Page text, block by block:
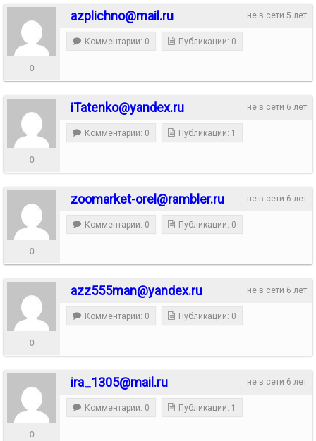
не в сети 5 лет
azplichno@mail.ru
0
Комментарии: 0 Публикации: 0
не в сети 6 лет
iTatenko@yandex.ru
0
Комментарии: 0 Публикации: 1
не в сети 6 лет
zoomarket-orel@rambler.ru
0
Комментарии: 0 Публикации: 0
не в сети 6 лет
azz555man@yandex.ru
0
Комментарии: 0 Публикации: 0
не в сети 6 лет
ira_1305@mail.ru
0
Комментарии: 0 Публикации: 1